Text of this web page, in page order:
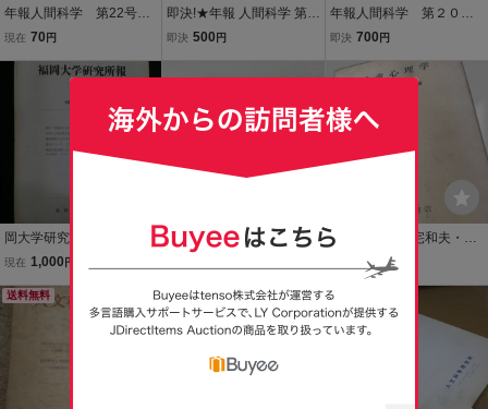
年報人間科学 第22号／
大阪大学大学院人間科学
現在 70 円
即決!★年報 人間科学 第1
3号★大阪大学人間科学部
即決 500 円
年報人間科学 第２０号
（第１・２分冊揃い）
間科学部社会学・人間
即決 700 円
岡大学研究所報 第8号 中
国社会構造の研究（二）
現在 1,000 円
人間科学 創刊号 慶用心理
学会編 柏書院 1946 昭
児童心理学 三宅和夫・宮
本実 編 児童心理学 三宅和
夫 宮本実 川島書店
187 円
送料無料 もうすぐ終了